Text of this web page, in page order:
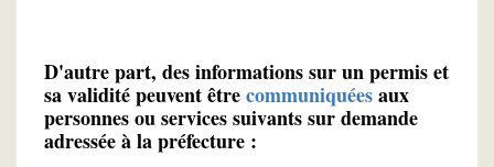
D'autre part, des informations sur un permis et
sa validité peuvent êtrecommuniquéesaux
personnes ou services suivants sur demande
adressée à la préfecture :